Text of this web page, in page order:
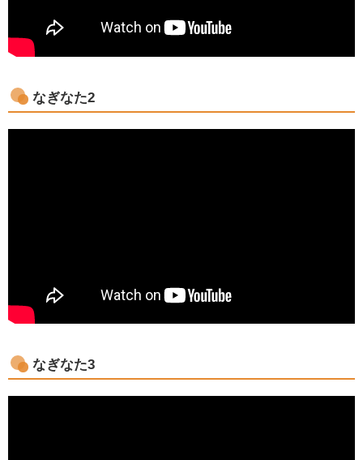
なぎなた2
なぎなた3